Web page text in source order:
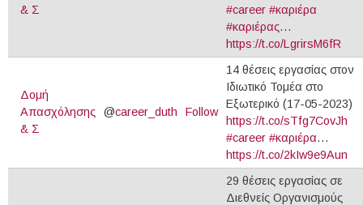
& Σ
#career #καριέρα
#καριέρας…
https://t.co/LgrirsM6fR
Δομή
Απασχόλησης
& Σ
@career_duth Follow
14 θέσεις εργασίας στον
Ιδιωτικό Τομέα στο
Εξωτερικό (17-05-2023)
https://t.co/sTfg7CovJh
#career #καριέρα…
https://t.co/2kIw9e9Aun
29 θέσεις εργασίας σε
Διεθνείς Οργανισμούς